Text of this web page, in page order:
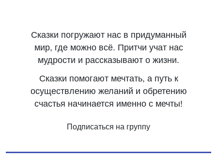
Сказки погружают нас в придуманный
мир, где можно всё. Притчи учат нас
мудрости и рассказывают о жизни.
Сказки помогают мечтать, а путь к
осуществлению желаний и обретению
счастья начинается именно с мечты!
Подписаться на группу